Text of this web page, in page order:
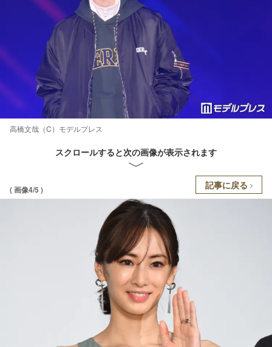
高橋文哉（C）モデルプレス
スクロールすると次の画像が表示されます
( 画像4/5 ) 記事に戻る